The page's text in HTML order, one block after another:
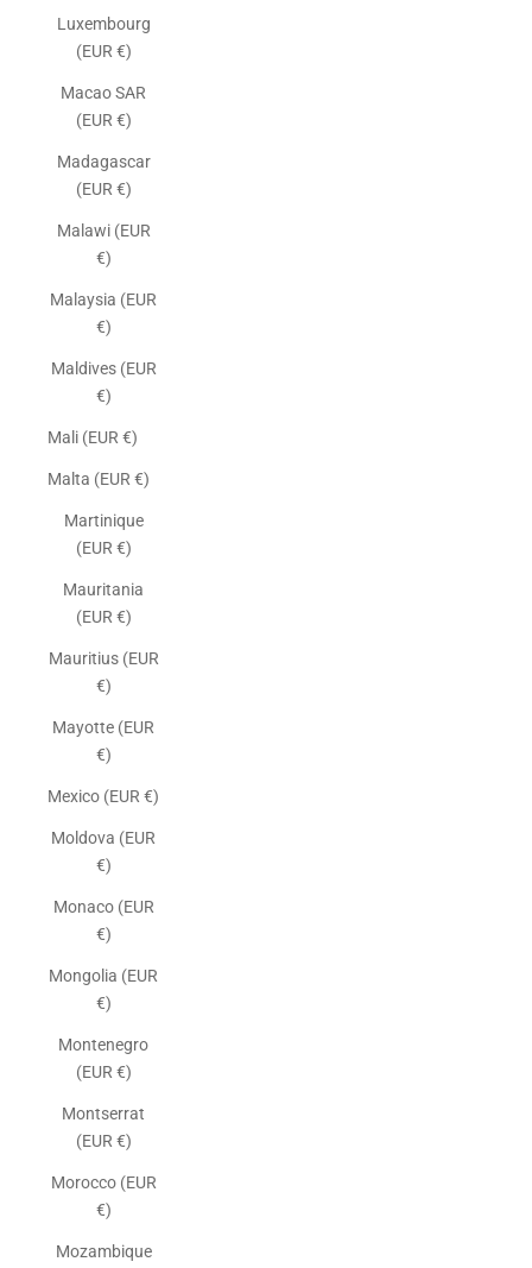
Luxembourg
(EUR €)
Macao SAR
(EUR €)
Madagascar
(EUR €)
Malawi (EUR
€)
Malaysia (EUR
€)
Maldives (EUR
€)
Mali (EUR €)
Malta (EUR €)
Martinique
(EUR €)
Mauritania
(EUR €)
Mauritius (EUR
€)
Mayotte (EUR
€)
Mexico (EUR €)
Moldova (EUR
€)
Monaco (EUR
€)
Mongolia (EUR
€)
Montenegro
(EUR €)
Montserrat
(EUR €)
Morocco (EUR
€)
Mozambique